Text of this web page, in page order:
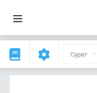
Сурат